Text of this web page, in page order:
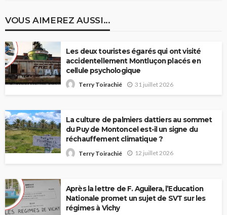
VOUS AIMEREZ AUSSI...
Les deux touristes égarés qui ont visité
accidentellement Montluçon placés en
cellule psychologique
Terry Toirachié 31 juillet 2026
La culture de palmiers dattiers au sommet
du Puy de Montoncel est-il un signe du
réchauffement climatique ?
Terry Toirachié 12 juillet 2026
Après la lettre de F. Aguilera, l’Education
Nationale promet un sujet de SVT sur les
régimes à Vichy